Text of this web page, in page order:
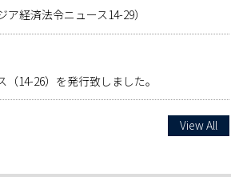
経済法令ニュース14-29）
14-26）を発行致しました。
View All